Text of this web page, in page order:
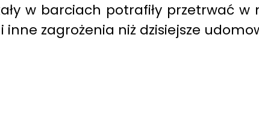
w barciach potrafiły przetrwać
zagrożenia niż dzisiejsze